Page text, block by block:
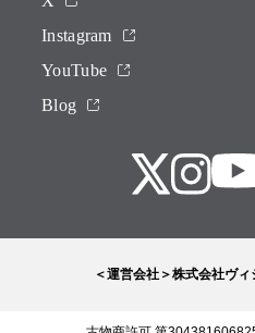
Instagram
YouTube
Blog
＜運営会社＞株式会社ヴ